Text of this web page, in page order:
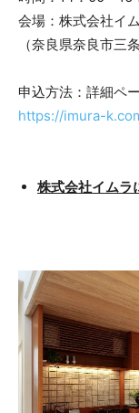
会場：株式会社イ
（奈良県奈良市三
申込方法：詳細ペ
https://imura-
株式会社イムラ